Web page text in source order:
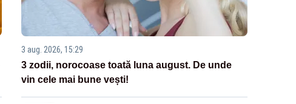
3 aug. 2026, 15:29
3 zodii, norocoase toată luna august. De unde
vin cele mai bune vești!